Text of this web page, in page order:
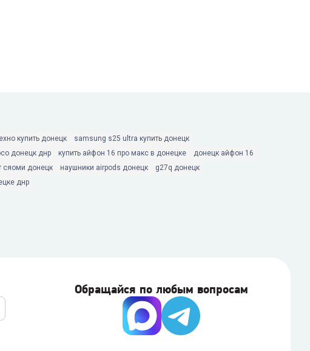
купить донецк
samsung s25 ultra купить донецк
донецк днр купить айфон 16 про макс в донецке
донецк айфон 16
сяоми донецк наушники airpods донецк
g27q донецк
днр
Обращайся по любым вопросам